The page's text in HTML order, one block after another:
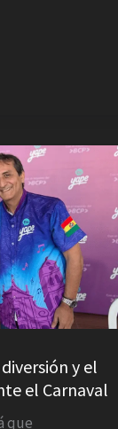
y el
el Carnaval
que